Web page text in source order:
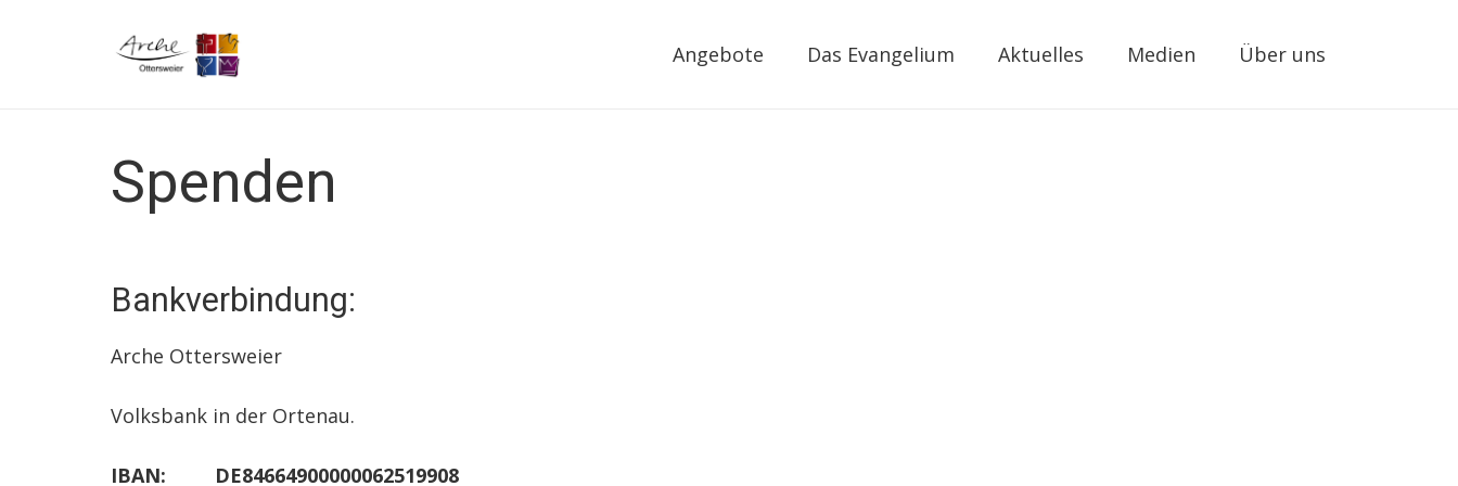
Angebote Das Evangelium Aktuelles Medien Über uns
Spenden
Bankverbindung:
Arche Ottersweier
Volksbank in der Ortenau.
IBAN: DE84664900000062519908